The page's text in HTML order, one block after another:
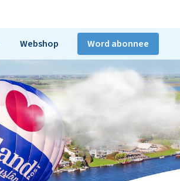
Webshop Word abonnee